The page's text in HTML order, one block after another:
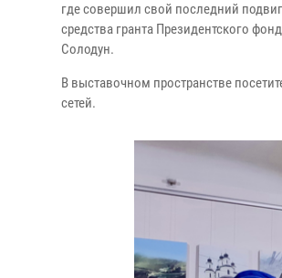
где совершил свой последний
средства гранта Президентского
Солодун.
В выставочном пространстве
сетей.